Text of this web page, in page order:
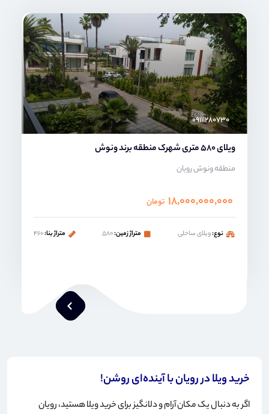
محمد صنعتی
۰۹۱۱۱۲۸۰۷۳۰
ویلای 580 متری شهرک منطقه برند ونوش
منطقه ونوش رویان
۱۸,۰۰۰,۰۰۰,۰۰۰ تومان
نوع:ویلای ساحلی متراژ زمین:۵۸۰ متراژ بنا:۴۶۰
خرید ویلا در رویان با آینده‌ای روشن!
اگر به دنبال یک مکان آرام و دلانگیز برای خرید ویلا هستید، رویان